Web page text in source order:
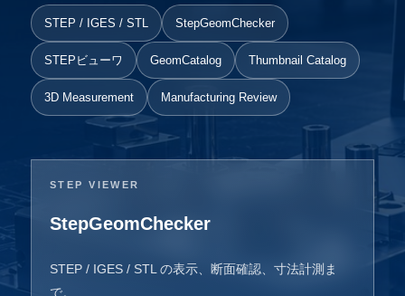
STEP / IGES / STL StepGeomChecker
STEPビューワ GeomCatalog Thumbnail Catalog
3D Measurement Manufacturing Review
STEP VIEWER
StepGeomChecker
STEP / IGES / STL の表示、断面確認、寸法計測ま
で。